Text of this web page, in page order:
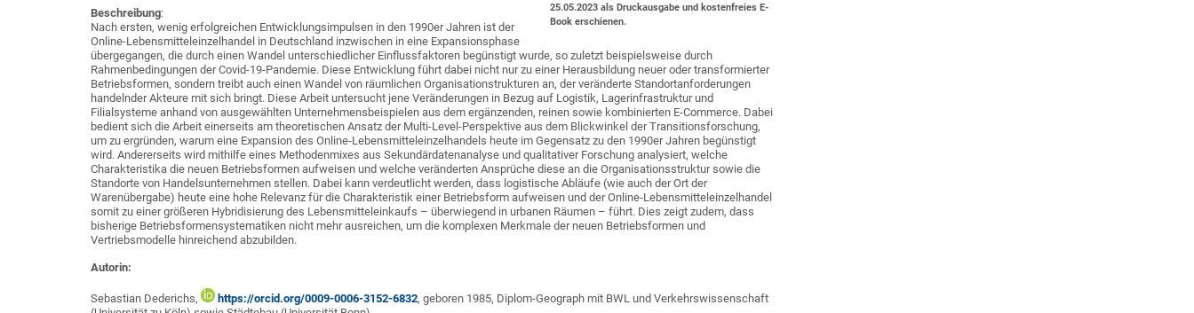
25.05.2023 als Druckausgabe und kostenfreies E-
Book erschienen.
Beschreibung:
Nach ersten, wenig erfolgreichen Entwicklungsimpulsen in den 1990er Jahren ist der
Online-Lebensmitteleinzelhandel in Deutschland inzwischen in eine Expansionsphase
übergegangen, die durch einen Wandel unterschiedlicher Einflussfaktoren begünstigt wurde, so zuletzt beispielsweise durch
Rahmenbedingungen der Covid-19-Pandemie. Diese Entwicklung führt dabei nicht nur zu einer Herausbildung neuer oder transformierter
Betriebsformen, sondern treibt auch einen Wandel von räumlichen Organisationstrukturen an, der veränderte Standortanforderungen
handelnder Akteure mit sich bringt. Diese Arbeit untersucht jene Veränderungen in Bezug auf Logistik, Lagerinfrastruktur und
Filialsysteme anhand von ausgewählten Unternehmensbeispielen aus dem ergänzenden, reinen sowie kombinierten E-Commerce. Dabei
bedient sich die Arbeit einerseits am theoretischen Ansatz der Multi-Level-Perspektive aus dem Blickwinkel der Transitionsforschung,
um zu ergründen, warum eine Expansion des Online-Lebensmitteleinzelhandels heute im Gegensatz zu den 1990er Jahren begünstigt
wird. Andererseits wird mithilfe eines Methodenmixes aus Sekundärdatenanalyse und qualitativer Forschung analysiert, welche
Charakteristika die neuen Betriebsformen aufweisen und welche veränderten Ansprüche diese an die Organisationsstruktur sowie die
Standorte von Handelsunternehmen stellen. Dabei kann verdeutlicht werden, dass logistische Abläufe (wie auch der Ort der
Warenübergabe) heute eine hohe Relevanz für die Charakteristik einer Betriebsform aufweisen und der Online-Lebensmitteleinzelhandel
somit zu einer größeren Hybridisierung des Lebensmitteleinkaufs – überwiegend in urbanen Räumen – führt. Dies zeigt zudem, dass
bisherige Betriebsformensystematiken nicht mehr ausreichen, um die komplexen Merkmale der neuen Betriebsformen und
Vertriebsmodelle hinreichend abzubilden.
Autorin:
Sebastian Dederichs, https://orcid.org/0009-0006-3152-6832, geboren 1985, Diplom-Geograph mit BWL und Verkehrswissenschaft